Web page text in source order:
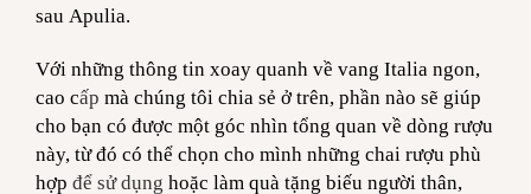
sau Apulia.
Với những thông tin xoay quanh về vang Italia ngon,
cao cấp mà chúng tôi chia sẻ ở trên, phần nào sẽ giúp
cho bạn có được một góc nhìn tổng quan về dòng rượu
này, từ đó có thể chọn cho mình những chai rượu phù
hợp để sử dụng hoặc làm quà tặng biếu người thân,